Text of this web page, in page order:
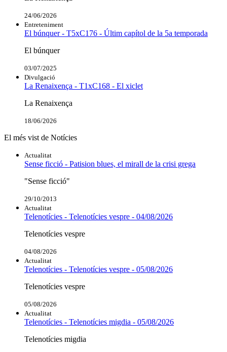
24/06/2026
Entreteniment
El búnquer - T5xC176 - Últim capítol de la 5a temporada
El búnquer
03/07/2025
Divulgació
La Renaixença - T1xC168 - El xiclet
La Renaixença
18/06/2026
El més vist de Notícies
Actualitat
Sense ficció - Patision blues, el mirall de la crisi grega
"Sense ficció"
29/10/2013
Actualitat
Telenotícies - Telenotícies vespre - 04/08/2026
Telenotícies vespre
04/08/2026
Actualitat
Telenotícies - Telenotícies vespre - 05/08/2026
Telenotícies vespre
05/08/2026
Actualitat
Telenotícies - Telenotícies migdia - 05/08/2026
Telenotícies migdia